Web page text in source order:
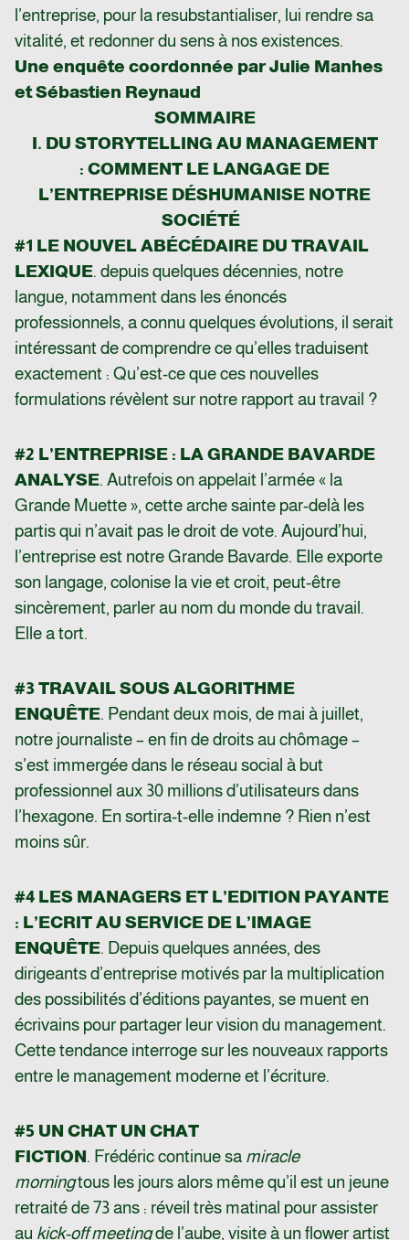
l’entreprise, pour la resubstantialiser, lui rendre sa
vitalité, et redonner du sens à nos existences.
Une enquête coordonnée par Julie Manhes
et Sébastien Reynaud
SOMMAIRE
I. DU STORYTELLING AU MANAGEMENT
: COMMENT LE LANGAGE DE
L’ENTREPRISE DÉSHUMANISE NOTRE
SOCIÉTÉ
#1 LE NOUVEL ABÉCÉDAIRE DU TRAVAIL
LEXIQUE. depuis quelques décennies, notre
langue, notamment dans les énoncés
professionnels, a connu quelques évolutions, il serait
intéressant de comprendre ce qu’elles traduisent
exactement : Qu’est-ce que ces nouvelles
formulations révèlent sur notre rapport au travail ?
#2 L’ENTREPRISE : LA GRANDE BAVARDE
ANALYSE. Autrefois on appelait l’armée « la
Grande Muette », cette arche sainte par-delà les
partis qui n’avait pas le droit de vote. Aujourd’hui,
l’entreprise est notre Grande Bavarde. Elle exporte
son langage, colonise la vie et croit, peut-être
sincèrement, parler au nom du monde du travail.
Elle a tort.
#3 TRAVAIL SOUS ALGORITHME
ENQUÊTE. Pendant deux mois, de mai à juillet,
notre journaliste – en fin de droits au chômage –
s’est immergée dans le réseau social à but
professionnel aux 30 millions d’utilisateurs dans
l’hexagone. En sortira-t-elle indemne ? Rien n’est
moins sûr.
#4 LES MANAGERS ET L’EDITION PAYANTE
: L’ECRIT AU SERVICE DE L’IMAGE
ENQUÊTE. Depuis quelques années, des
dirigeants d’entreprise motivés par la multiplication
des possibilités d’éditions payantes, se muent en
écrivains pour partager leur vision du management.
Cette tendance interroge sur les nouveaux rapports
entre le management moderne et l’écriture.
#5 UN CHAT UN CHAT
FICTION. Frédéric continue sa miracle
morningtous les jours alors même qu’il est un jeune
retraité de 73 ans : réveil très matinal pour assister
au kick-off meetingde l’aube, visite à un flower artist